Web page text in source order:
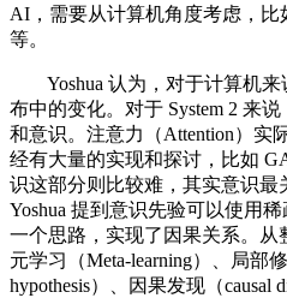
AI，需要从计算机角度考虑，比
等。
Yoshua 认为，对于计算机来
布中的变化。对于 System 2 来
和意识。注意力（Attention）实
经有大量的实现和探讨，比如
识这部分则比较难，其实意识最
Yoshua 提到意识先验可以使用
一个思路，实现了因果关系。
元学习（Meta-learning）、局部
hypothesis）、因果发现（causal